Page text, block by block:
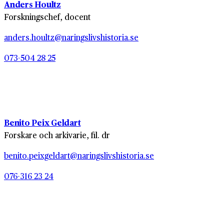
Anders Houltz
Forskningschef, docent
anders.houltz@naringslivshistoria.se
073-504 28 25
Benito Peix Geldart
Forskare och arkivarie, fil. dr
benito.peixgeldart@naringslivshistoria.se
076-316 23 24